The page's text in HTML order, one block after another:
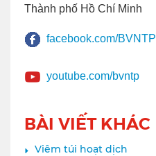
Thành phố Hồ Chí Minh
facebook.com/BVNTP
youtube.com/bvntp
BÀI VIẾT KHÁC
Viêm túi hoạt dịch